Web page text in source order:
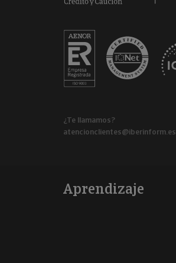
¿Te llamamos?
atencionclientes@iberinform.es
Aprendizaje